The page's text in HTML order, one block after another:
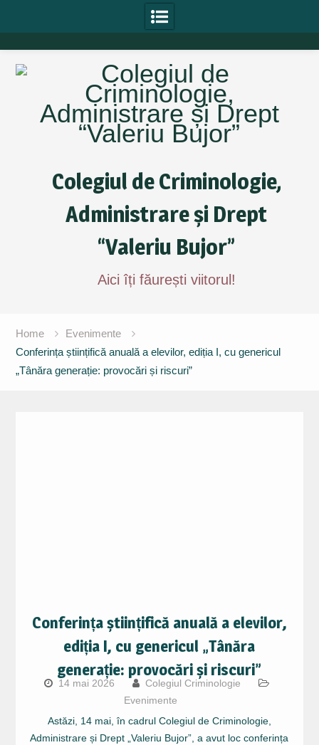
Colegiul de Criminologie,
Administrare și Drept
“Valeriu Bujor”
Aici îți făurești viitorul!
Home
Evenimente
Conferința științifică anuală a elevilor, ediția I, cu genericul
„Tânăra generație: provocări și riscuri”
Conferința științifică anuală a elevilor,
ediția I, cu genericul „Tânăra
generație: provocări și riscuri”
14 mai 2026
Colegiul Criminologie
Evenimente
Astăzi, 14 mai, în cadrul Colegiul de Criminologie,
Administrare și Drept „Valeriu Bujor”, a avut loc conferința